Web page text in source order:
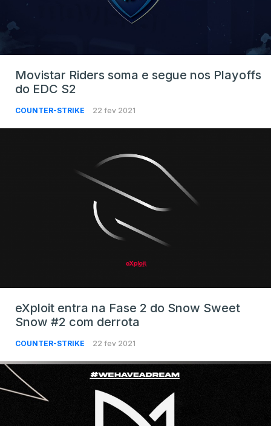
Movistar Riders soma e segue nos Playoffs
do EDC S2
COUNTER-STRIKE 22 fev 2021
eXploit entra na Fase 2 do Snow Sweet
Snow #2 com derrota
COUNTER-STRIKE 22 fev 2021